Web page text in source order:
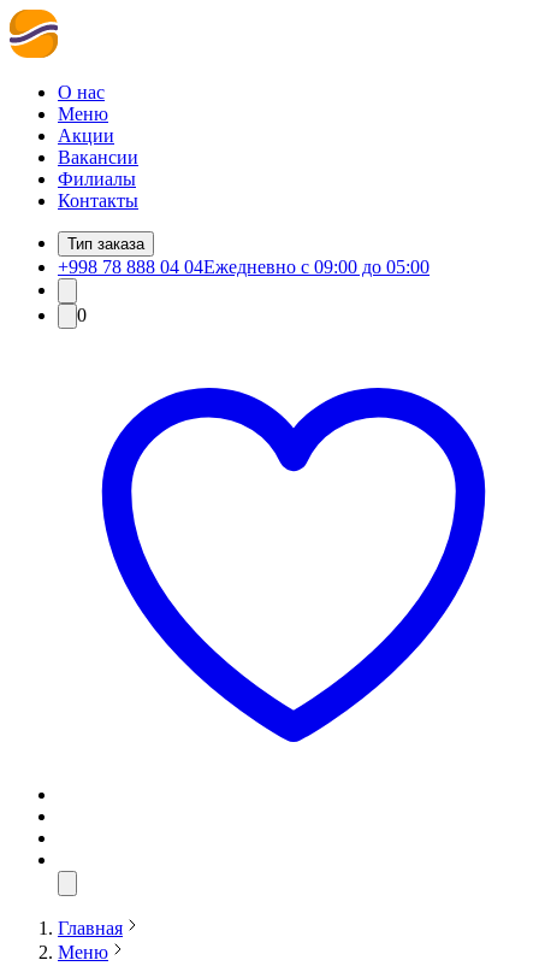
О нас
Меню
Акции
Вакансии
Филиалы
Контакты
Тип заказа
+998 78 888 04 04Ежедневно с 09:00 до 05:00
0
Главная
Меню